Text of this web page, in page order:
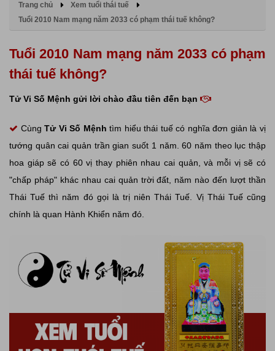
Trang chủ
Xem tuổi thái tuế
Tuổi 2010 Nam mạng năm 2033 có phạm thái tuế không?
Tuổi 2010 Nam mạng năm 2033 có phạm
thái tuế không?
Tử Vi Số Mệnh gửi lời chào đầu tiên đến bạn
CùngTử Vi Số Mệnh tìm hiểu thái tuế có nghĩa đơn giản là vị
tướng quân cai quản trần gian suốt 1 năm. 60 năm theo lục thập
hoa giáp sẽ có 60 vị thay phiên nhau cai quản, và mỗi vị sẽ có
"chấp pháp" khác nhau cai quản trời đất, năm nào đến lượt thần
Thái Tuế thì năm đó gọi là trị niên Thái Tuế. Vị Thái Tuế cũng
chính là quan Hành Khiển năm đó.